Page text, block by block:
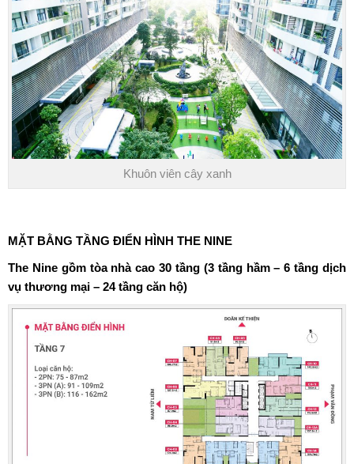
Khuôn viên cây xanh
MẶT BẰNG TẦNG ĐIỂN HÌNH THE NINE
The Nine gồm tòa nhà cao 30 tầng (3 tầng hầm – 6 tầng dịch
vụ thương mại – 24 tầng căn hộ)